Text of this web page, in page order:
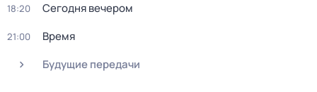
18:20 Сегодня вечером
21:00
Время
Будущие передачи